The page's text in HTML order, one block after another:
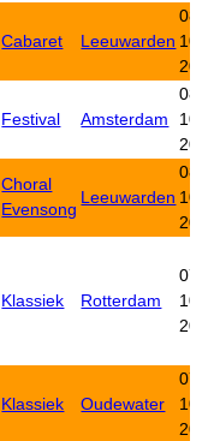
Cabaret Leeuwarden
Festival Amsterdam
Choral
Evensong
Leeuwarden
Klassiek Rotterdam
Klassiek Oudewater